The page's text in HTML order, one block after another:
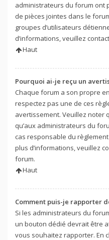
administrateurs du forum ont
de pièces jointes dans le
groupes d’utilisateurs
d’informations, veuillez
Haut
Pourquoi ai-je reçu un
Chaque forum a son propre
respectez pas une de ces
avertissement. Veuillez noter
qu’aux administrateurs du
cas responsable du
plus d’informations, veuillez
forum.
Haut
Comment puis-je rapporter
Si les administrateurs du
un bouton dédié devrait être
vous souhaitez rapporter. En